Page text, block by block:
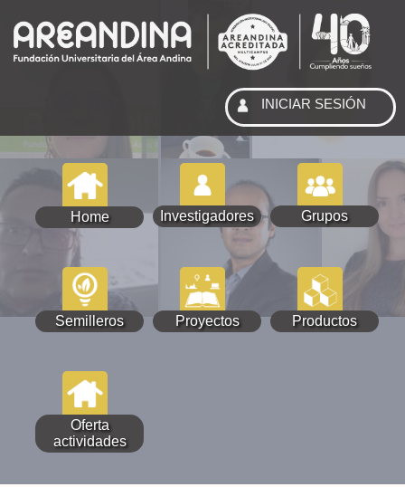
Home Investigadores Grupos
Semilleros Proyectos Productos
Oferta
actividades
INICIAR SESIÓN